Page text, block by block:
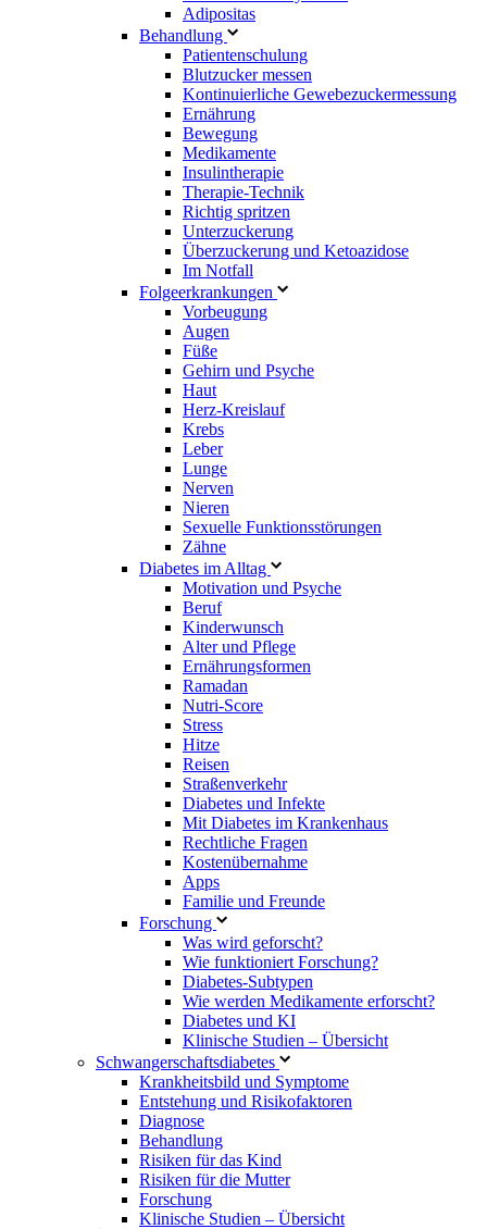
Adipositas
Behandlung
Patientenschulung
Blutzucker messen
Kontinuierliche Gewebezuckermessung
Ernährung
Bewegung
Medikamente
Insulintherapie
Therapie-Technik
Richtig spritzen
Unterzuckerung
Überzuckerung und Ketoazidose
Im Notfall
Folgeerkrankungen
Vorbeugung
Augen
Füße
Gehirn und Psyche
Haut
Herz-Kreislauf
Krebs
Leber
Lunge
Nerven
Nieren
Sexuelle Funktionsstörungen
Zähne
Diabetes im Alltag
Motivation und Psyche
Beruf
Kinderwunsch
Alter und Pflege
Ernährungsformen
Ramadan
Nutri-Score
Stress
Hitze
Reisen
Straßenverkehr
Diabetes und Infekte
Mit Diabetes im Krankenhaus
Rechtliche Fragen
Kostenübernahme
Apps
Familie und Freunde
Forschung
Was wird geforscht?
Wie funktioniert Forschung?
Diabetes-Subtypen
Wie werden Medikamente erforscht?
Diabetes und KI
Klinische Studien – Übersicht
Schwangerschaftsdiabetes
Krankheitsbild und Symptome
Entstehung und Risikofaktoren
Diagnose
Behandlung
Risiken für das Kind
Risiken für die Mutter
Forschung
Klinische Studien – Übersicht